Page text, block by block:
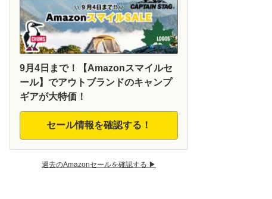
9月4日まで！【Amazonスマイルセ
ール】でアウトブランドのキャンプ
ギアが大特価！
セール情報を確認する！
過去のAmazonセールを確認する ▶︎